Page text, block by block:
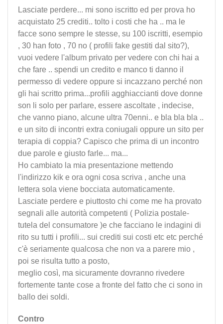
Lasciate perdere... mi sono iscritto ed per prova ho
acquistato 25 crediti.. tolto i costi che ha .. ma le
facce sono sempre le stesse, su 100 iscritti, esempio
, 30 han foto , 70 no ( profili fake gestiti dal sito?),
vuoi vedere l'album privato per vedere con chi hai a
che fare .. spendi un credito e manco ti danno il
permesso di vedere oppure si incazzano perché non
gli hai scritto prima...profili agghiaccianti dove donne
son li solo per parlare, essere ascoltate , indecise,
che vanno piano, alcune ultra 70enni.. e bla bla bla ..
e un sito di incontri extra coniugali oppure un sito per
terapia di coppia? Capisco che prima di un incontro
due parole e giusto farle... ma...
Ho cambiato la mia presentazione mettendo
l'indirizzo kik e ora ogni cosa scriva , anche una
lettera sola viene bocciata automaticamente.
Lasciate perdere e piuttosto chi come me ha provato
segnali alle autorità competenti ( Polizia postale-
tutela del consumatore )e che facciano le indagini di
rito su tutti i profili... sui crediti sui costi etc etc perché
c'è seriamente qualcosa che non va a parere mio ,
poi se risulta tutto a posto,
meglio così, ma sicuramente dovranno rivedere
fortemente tante cose a fronte del fatto che ci sono in
ballo dei soldi.
Contro